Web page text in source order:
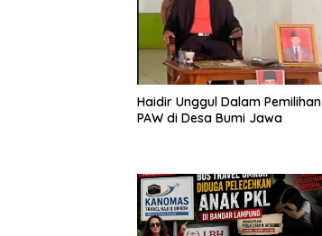
Haidir Unggul Dalam Pemilihan
PAW di Desa Bumi Jawa